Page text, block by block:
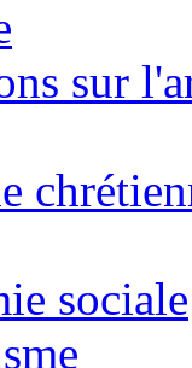
sur
sociale